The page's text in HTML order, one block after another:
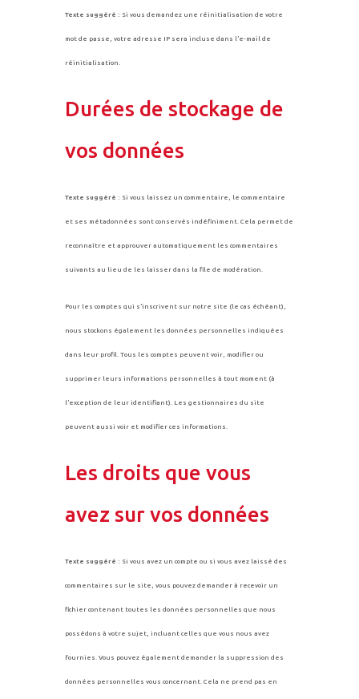
Texte suggéré : Si vous demandez une réinitialisation de votre
mot de passe, votre adresse IP sera incluse dans l’e-mail de
réinitialisation.
Durées de stockage de
vos données
Texte suggéré : Si vous laissez un commentaire, le commentaire
et ses métadonnées sont conservés indéfiniment. Cela permet de
reconnaître et approuver automatiquement les commentaires
suivants au lieu de les laisser dans la file de modération.
Pour les comptes qui s’inscrivent sur notre site (le cas échéant),
nous stockons également les données personnelles indiquées
dans leur profil. Tous les comptes peuvent voir, modifier ou
supprimer leurs informations personnelles à tout moment (à
l’exception de leur identifiant). Les gestionnaires du site
peuvent aussi voir et modifier ces informations.
Les droits que vous
avez sur vos données
Texte suggéré : Si vous avez un compte ou si vous avez laissé des
commentaires sur le site, vous pouvez demander à recevoir un
fichier contenant toutes les données personnelles que nous
possédons à votre sujet, incluant celles que vous nous avez
fournies. Vous pouvez également demander la suppression des
données personnelles vous concernant. Cela ne prend pas en